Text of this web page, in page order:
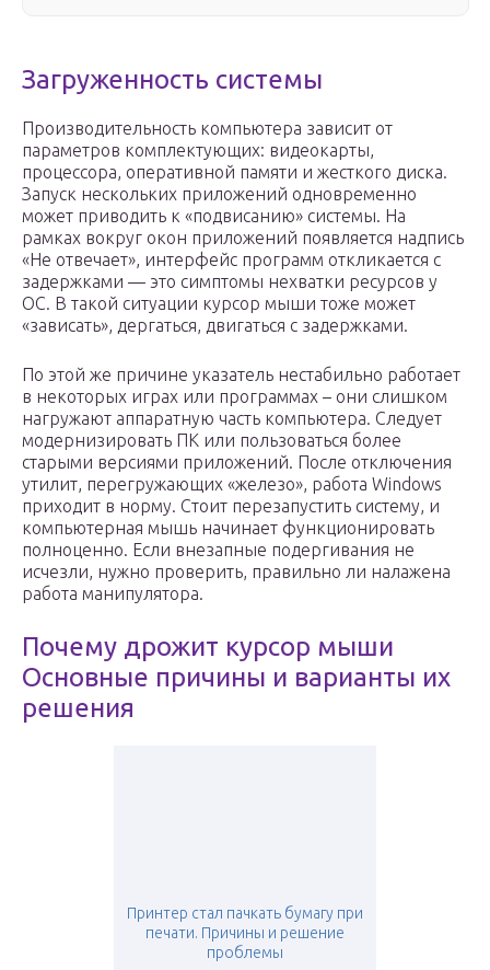
Загруженность системы
Производительность компьютера зависит от
параметров комплектующих: видеокарты,
процессора, оперативной памяти и жесткого диска.
Запуск нескольких приложений одновременно
может приводить к «подвисанию» системы. На
рамках вокруг окон приложений появляется надпись
«Не отвечает», интерфейс программ откликается с
задержками — это симптомы нехватки ресурсов у
ОС. В такой ситуации курсор мыши тоже может
«зависать», дергаться, двигаться с задержками.
По этой же причине указатель нестабильно работает
в некоторых играх или программах – они слишком
нагружают аппаратную часть компьютера. Следует
модернизировать ПК или пользоваться более
старыми версиями приложений. После отключения
утилит, перегружающих «железо», работа Windows
приходит в норму. Стоит перезапустить систему, и
компьютерная мышь начинает функционировать
полноценно. Если внезапные подергивания не
исчезли, нужно проверить, правильно ли налажена
работа манипулятора.
Почему дрожит курсор мыши
Основные причины и варианты их
решения
Принтер стал пачкать бумагу при
печати. Причины и решение
проблемы